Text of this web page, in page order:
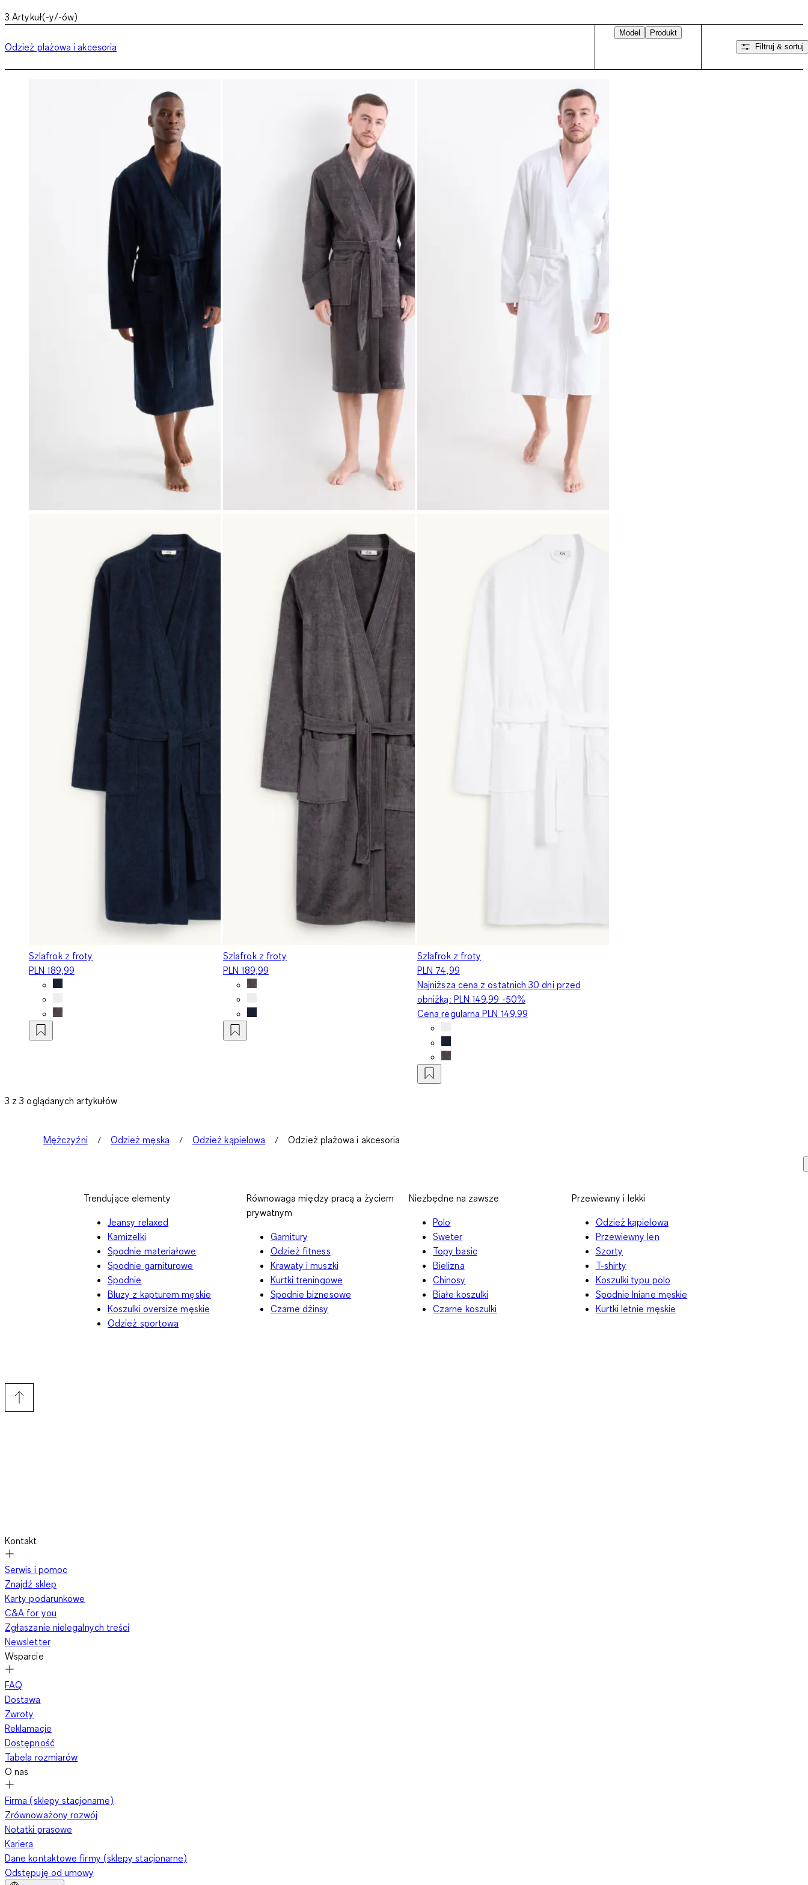
3 Artykuł(-y/-ów)
Odzież plażowa i akcesoria
Model
Produkt
Filtruj & sortuj
Szlafrok z froty
PLN 189,99
Szlafrok z froty
PLN 189,99
Szlafrok z froty
PLN 74,99
Najniższa cena z ostatnich 30 dni przed
obniżką: PLN 149,99 -50%
Cena regularnaPLN 149,99
3 z 3 oglądanych artykułów
Mężczyźni Odzież męska Odzież kąpielowa Odzież plażowa i akcesoria
Trendujące elementy
Jeansy relaxed
Kamizelki
Spodnie materiałowe
Spodnie garniturowe
Spodnie
Bluzy z kapturem męskie
Koszulki oversize męskie
Odzież sportowa
Równowaga między pracą a życiem
prywatnym
Garnitury
Odzież fitness
Krawaty i muszki
Kurtki treningowe
Spodnie biznesowe
Czarne dżinsy
Niezbędne na zawsze
Polo
Sweter
Topy basic
Bielizna
Chinosy
Białe koszulki
Czarne koszulki
Przewiewny i lekki
Odzież kąpielowa
Przewiewny len
Szorty
T-shirty
Koszulki typu polo
Spodnie lniane męskie
Kurtki letnie męskie
Kontakt
Serwis i pomoc
Znajdź sklep
Karty podarunkowe
C&A for you
Zgłaszanie nielegalnych treści
Newsletter
Wsparcie
FAQ
Dostawa
Zwroty
Reklamacje
Dostępność
Tabela rozmiarów
O nas
Firma (sklepy stacjonarne)
Zrównoważony rozwój
Notatki prasowe
Kariera
Dane kontaktowe firmy (sklepy stacjonarne)
Odstępuję od umowy